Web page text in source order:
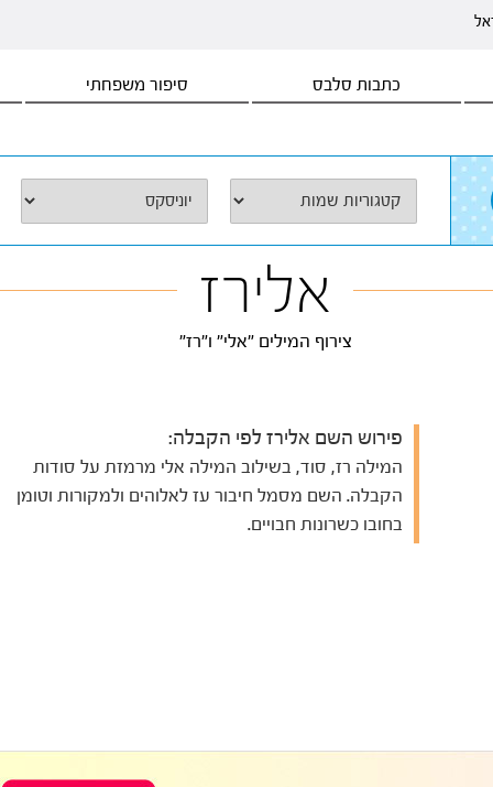
כתבות סלבס סיפור משפחתי
אלירז
צירוף המילים "אלי" ו"רז"
פירוש השם אלירז לפי הקבלה:
המילה רז, סוד, בשילוב המילה אלי מרמזת על סודות
הקבלה. השם מסמל חיבור עז לאלוהים ולמקורות וטומן
בחובו כשרונות חבויים.